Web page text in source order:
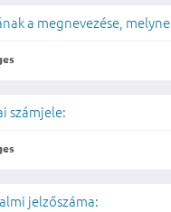
a megnevezése,
számjele:
jelzőszáma: